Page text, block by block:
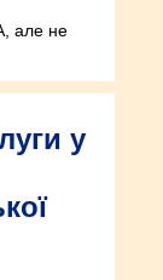
але не
у